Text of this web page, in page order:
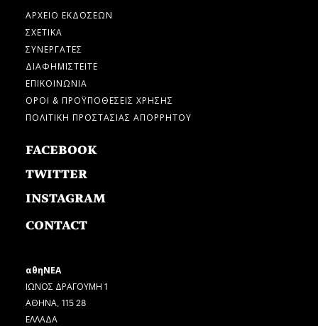
ΑΡΧΕΙΟ ΕΚΔΟΣΕΩΝ
ΣΧΕΤΙΚΑ
ΣΥΝΕΡΓΑΤΕΣ
ΔΙΑΦΗΜΙΣΤΕΙΤΕ
ΕΠΙΚΟΙΝΩΝΙΑ
ΟΡΟΙ & ΠΡΟΫΠΟΘΕΣΕΙΣ ΧΡΗΣΗΣ
ΠΟΛΙΤΙΚΗ ΠΡΟΣΤΑΣΙΑΣ ΑΠΟΡΡΗΤΟΥ
FACEBOOK
TWITTER
INSTAGRAM
CONTACT
αθηΝΕΑ
ΙΩΝΟΣ ΔΡΑΓΟΥΜΗ 1
ΑΘΗΝΑ, 115 28
ΕΛΛΑΔΑ